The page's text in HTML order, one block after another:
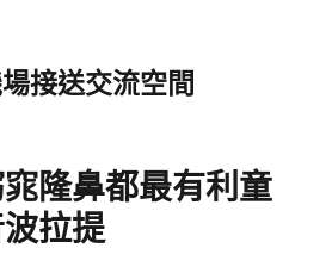
接送交流空間
隆鼻都最有利童
拉提